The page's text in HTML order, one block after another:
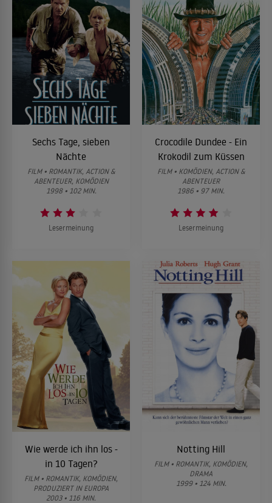
Sechs Tage, sieben
Nächte
FILM • ROMANTIK, ACTION &
ABENTEUER, KOMÖDIEN
1998 • 102 MIN.
Lesermeinung
Crocodile Dundee - Ein
Krokodil zum Küssen
FILM • KOMÖDIEN, ACTION &
ABENTEUER
1986 • 97 MIN.
Lesermeinung
Wie werde ich ihn los -
in 10 Tagen?
FILM • ROMANTIK, KOMÖDIEN,
PRODUZIERT IN EUROPA
2003 • 116 MIN.
Notting Hill
FILM • ROMANTIK, KOMÖDIEN,
DRAMA
1999 • 124 MIN.